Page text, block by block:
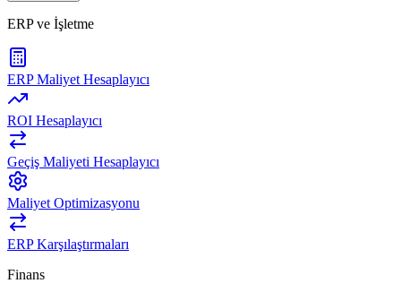
ERP ve İşletme
ERP Maliyet Hesaplayıcı
ROI Hesaplayıcı
Geçiş Maliyeti Hesaplayıcı
Maliyet Optimizasyonu
ERP Karşılaştırmaları
Finans